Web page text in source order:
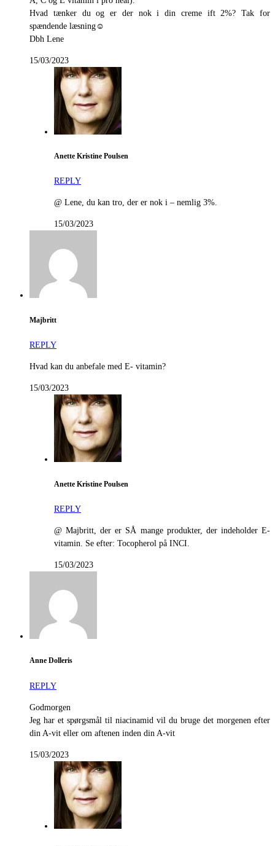
Hvad tænker du og er der nok i din creme ift 2%? Tak for
spændende læsning☺️
Dbh Lene
15/03/2023
Anette Kristine Poulsen
REPLY
@ Lene, du kan tro, der er nok i – nemlig 3%.
15/03/2023
Majbritt
REPLY
Hvad kan du anbefale med E- vitamin?
15/03/2023
Anette Kristine Poulsen
REPLY
@ Majbritt, der er SÅ mange produkter, der indeholder E-
vitamin. Se efter: Tocopherol på INCI.
15/03/2023
Anne Dolleris
REPLY
Godmorgen
Jeg har et spørgsmål til niacinamid vil du bruge det morgenen efter
din A-vit eller om aftenen inden din A-vit
15/03/2023